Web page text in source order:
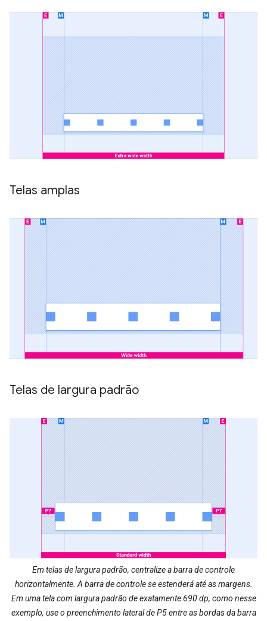
Telas amplas
Telas de largura padrão
Em telas de largura padrão, centralize a barra de controle
horizontalmente. A barra de controle se estenderá até as margens.
Em uma tela com largura padrão de exatamente 690 dp, como nesse
exemplo, use o preenchimento lateral de P5 entre as bordas da barra